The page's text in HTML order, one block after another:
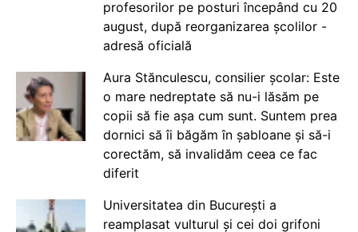
profesorilor pe posturi începând cu 20
august, după reorganizarea școlilor -
adresă oficială
Aura Stănculescu, consilier școlar: Este
o mare nedreptate să nu-i lăsăm pe
copii să fie așa cum sunt. Suntem prea
dornici să îi băgăm în șabloane și să-i
corectăm, să invalidăm ceea ce fac
diferit
Universitatea din București a
reamplasat vulturul și cei doi grifoni